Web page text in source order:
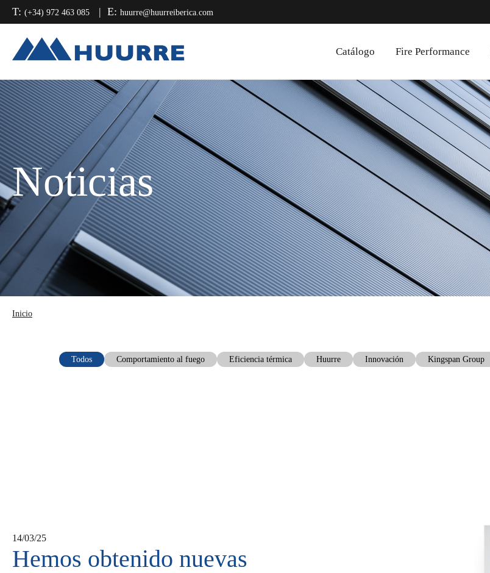
Saltar
a
navegación
principal
Saltar
al
contenido
principal
Saltar
a
barra
lateral
principal
T: (+34) 972 463 085 E: huurre@huurreiberica.com
Catálogo Fire Performance
Noticias
Inicio
Todos Comportamiento al fuego Eficiencia térmica Huurre Innovación Kingspan Group
14/03/25
Hemos obtenido nuevas